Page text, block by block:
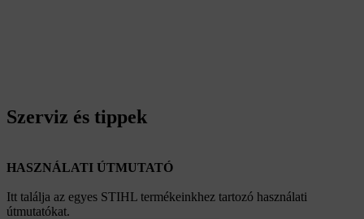
Szerviz és tippek
HASZNÁLATI ÚTMUTATÓ
Itt találja az egyes STIHL termékeinkhez tartozó használati
útmutatókat.